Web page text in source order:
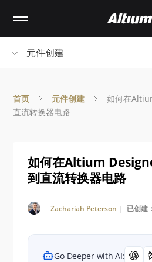
content元件创建
首页 元件创建
如何在
直流转换器电路
如何在Altium
到直流转换器电路
Zachariah Peterson | 已创建
Go Deeper with AI: